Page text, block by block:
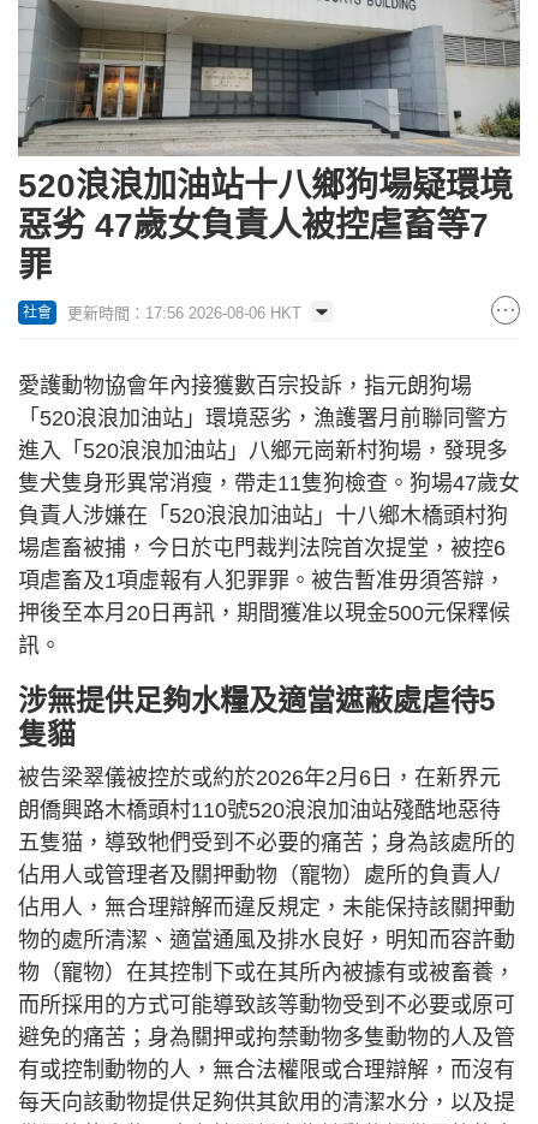
520浪浪加油站十八鄉狗場疑環境
惡劣 47歲女負責人被控虐畜等7
罪
社會 更新時間：17:56 2026-08-06 HKT
愛護動物協會年內接獲數百宗投訴，指元朗狗場
「520浪浪加油站」環境惡劣，漁護署月前聯同警方
進入「520浪浪加油站」八鄉元崗新村狗場，發現多
隻犬隻身形異常消瘦，帶走11隻狗檢查。狗場47歲女
負責人涉嫌在「520浪浪加油站」十八鄉木橋頭村狗
場虐畜被捕，今日於屯門裁判法院首次提堂，被控6
項虐畜及1項虛報有人犯罪罪。被告暫准毋須答辯，
押後至本月20日再訊，期間獲准以現金500元保釋候
訊。
涉無提供足夠水糧及適當遮蔽處虐待5
隻貓
被告梁翠儀被控於或約於2026年2月6日，在新界元
朗僑興路木橋頭村110號520浪浪加油站殘酷地惡待
五隻猫，導致牠們受到不必要的痛苦；身為該處所的
佔用人或管理者及關押動物（寵物）處所的負責人/
佔用人，無合理辯解而違反規定，未能保持該關押動
物的處所清潔、適當通風及排水良好，明知而容許動
物（寵物）在其控制下或在其所內被據有或被畜養，
而所採用的方式可能導致該等動物受到不必要或原可
避免的痛苦；身為關押或拘禁動物多隻動物的人及管
有或控制動物的人，無合法權限或合理辯解，而沒有
每天向該動物提供足夠供其飲用的清潔水分，以及提